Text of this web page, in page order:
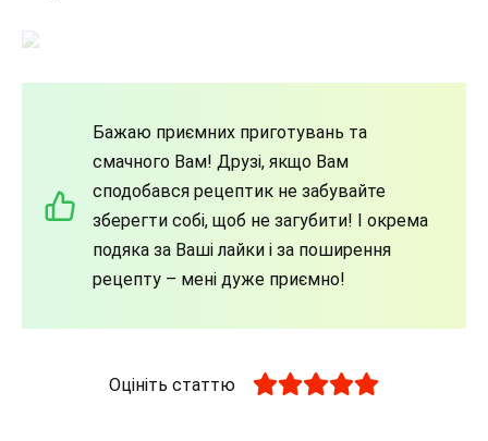
Бажаю приємних приготувань та
смачного Вам! Друзі, якщо Вам
сподобався рецептик не забувайте
зберегти собі, щоб не загубити! І окрема
подяка за Ваші лайки і за поширення
рецепту – мені дуже приємно!
Оцініть статтю